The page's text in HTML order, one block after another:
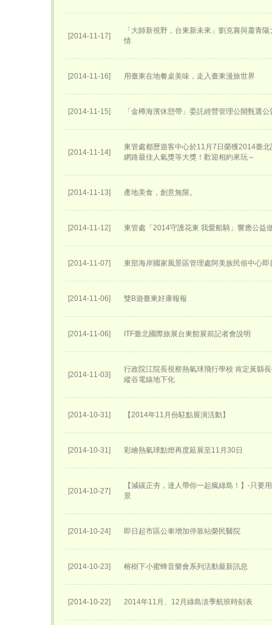
[2014-11-17]
「大師新視野，台東新未來」劉克襄與蕭青
情
[2014-11-16] 用臺東在地餐桌美味，走入臺東漫旅世界
[2014-11-15] 「金樽海濱休憩帶」委託經營管理公開甄選公
[2014-11-14]
東管處都歷遊客中心於11月7日榮獲2014臺
網路最佳人氣獎等大獎！歡迎相約來玩～
[2014-11-13] 產地美食，創意無限。
[2014-11-12] 東管處「2014守護花東 我愛船騎」響應公益
[2014-11-07] 東部海岸國家風景區管理處阿美族民俗中心
[2014-11-06] 雙B遊臺東好康報報
[2014-11-06] ITF臺北國際旅展台東館展前記者會說明
[2014-11-03]
行政院江院長視察熱氣球飛行學校 肯定黃縣
縱谷電線地下化
[2014-10-31] 【2014年11月份駐點展演活動】
[2014-10-31] 彩繪熱氣球點燈再度延展至11月30日
[2014-10-27]
【減碳正夯，達人帶你一起瘋綠島！】-只要
景
[2014-10-24] 即日起市區公車增加停靠站榮民醫院
[2014-10-23] 榕樹下小蜜蜂音樂會系列活動最新訊息
[2014-10-22] 2014年11月、12月綠島淡季航班時刻表